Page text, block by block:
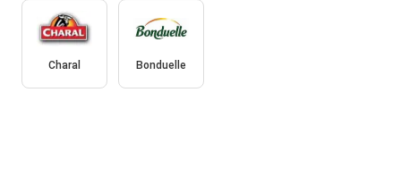
Charal Bonduelle